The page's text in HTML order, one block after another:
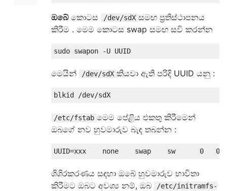
ඔබේකොටස /dev/sdX සමඟ ප්‍රතිස්ථාපනය
කිරීම . මෙම කොටස swap සමඟ සවි කරන්න
මෙයින් /dev/sdX කියවා ඇති පරිදි UUID යනු :
/etc/fstab මෙම පේළිය එකතු කිරීමෙන්
ඔබගේ නව හුවමාරුව බැඳ තබන්න :
ශිශිරකරණය සඳහා ඔබේ හුවමාරුව භාවිතා
කිරීමට ඔබට අවශ්‍ය නම්, ඔබ
/etc/initramfs-